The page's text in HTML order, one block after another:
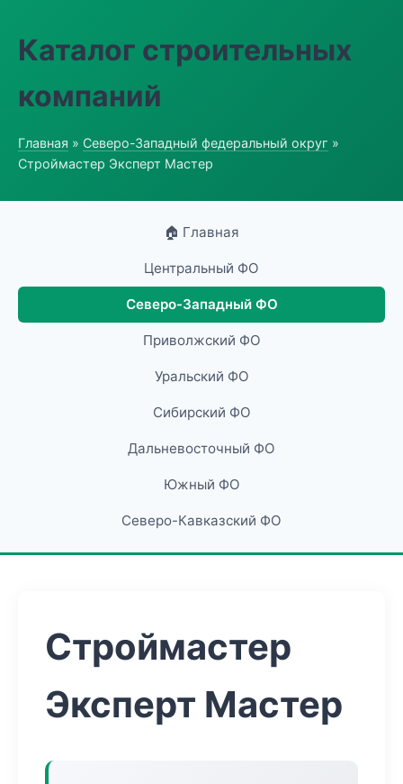
Каталог строительных
компаний
Главная » Северо-Западный федеральный округ »
Строймастер Эксперт Мастер
🏠 Главная
Центральный ФО
Северо-Западный ФО
Приволжский ФО
Уральский ФО
Сибирский ФО
Дальневосточный ФО
Южный ФО
Северо-Кавказский ФО
Строймастер
Эксперт Мастер